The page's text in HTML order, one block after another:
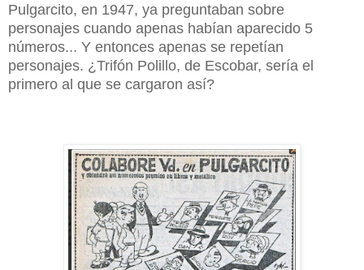
Pulgarcito, en 1947, ya preguntaban sobre
personajes cuando apenas habían aparecido 5
números... Y entonces apenas se repetían
personajes. ¿Trifón Polillo, de Escobar, sería el
primero al que se cargaron así?